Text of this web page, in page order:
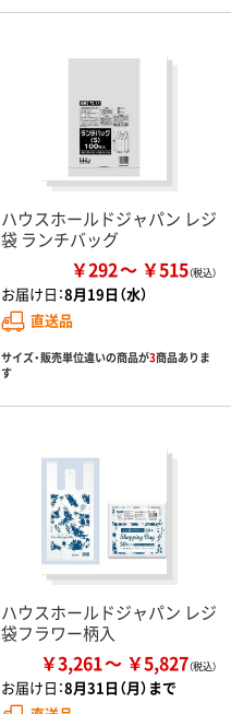
ハウスホールドジャパン レジ
袋 ランチバッグ
￥292 ￥515
お届け日：8月19日（水）
直送品
サイズ・販売単位違いの商品が3商品ありま
す
ハウスホールドジャパン レジ
袋フラワー柄入
￥3,261 ￥5,827
お届け日：8月31日（月）まで